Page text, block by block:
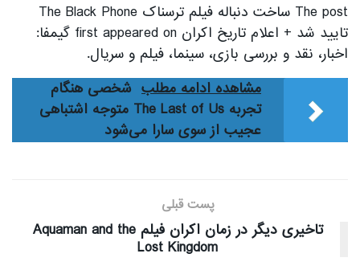
The post ساخت دنباله فیلم ترسناک The Black Phone
تایید شد + اعلام تاریخ اکران first appeared on گیمفا:
اخبار، نقد و بررسی بازی، سینما، فیلم و سریال.
مشاهده ادامه مطلب شخصی هنگام
تجربه The Last of Us متوجه اشتباهی
عجیب از سوی سارا می‌شود
پست قبلی
تاخیری دیگر در زمان اکران فیلم Aquaman and the
Lost Kingdom